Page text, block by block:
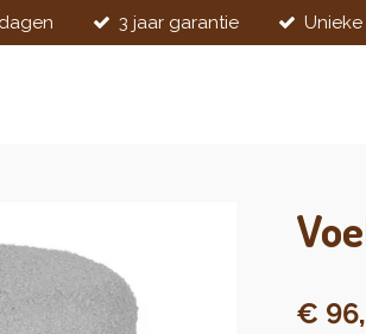
3 jaar garantie
€